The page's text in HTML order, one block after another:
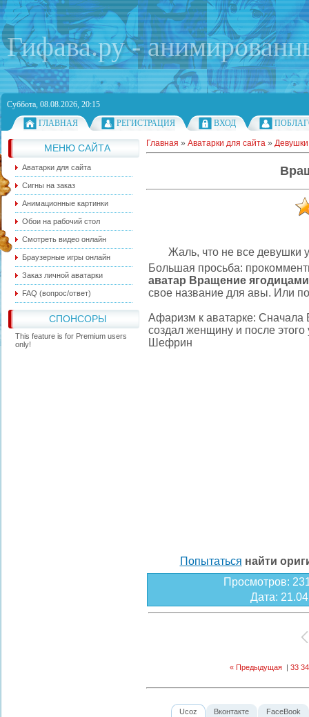
Гифава.ру -
Суббота, 08.08.2026, 20:15
ГЛАВНАЯ
РЕГИСТРАЦИЯ ВХОД
МЕНЮ САЙТА
Аватарки для сайта
Сигны на заказ
Анимационные картинки
Обои на рабочий стол
Смотреть видео онлайн
Браузерные игры онлайн
Заказ личной аватарки
FAQ (вопрос/ответ)
СПОНСОРЫ
This feature is for Premium users
only!
Главная » Аватарки для сайта »
Жаль, что не все девушки
Большая просьба:
аватар Вращение ягодицами
свое название для авы. Или
Афаризм к аватарке: Сначала
создал женщину и после
Шефрин
Попытаться найти
Просмотров:
Дата:
« Предыдущая | 33 34
Ucoz Вконтакте FaceBook